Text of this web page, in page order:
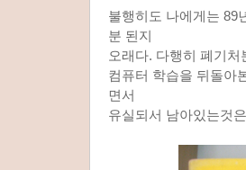
불행히도 나에게는 89
분 된지
오래다. 다행히 폐기
컴퓨터 학습을 뒤돌아
면서
유실되서 남아있는것